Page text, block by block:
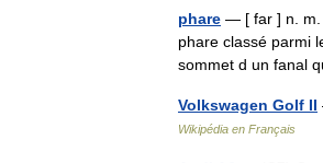
phare — [ far ] n. m.
phare classé parmi
sommet d un
Volkswagen Golf II
Wikipédia en Français